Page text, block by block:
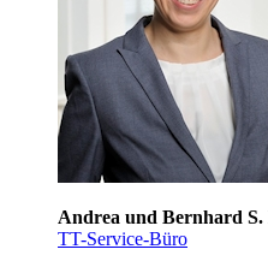
Andrea und Bernhard
TT-Service-Büro